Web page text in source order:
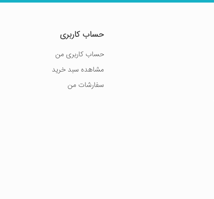
حساب کاربری
حساب کاربری من
مشاهده سبد خرید
سفارشات من